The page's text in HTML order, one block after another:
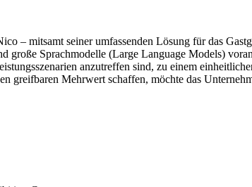
– mitsamt seiner umfassenden Lösung für das
große Sprachmodelle (Large Language Models)
anzutreffen sind, zu einem
Mehrwert schaffen, möchte das